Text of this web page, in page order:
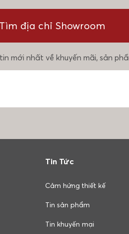
Tìm địa chỉ Showroom
mới nhất về khuyến mãi, sản
Tin Tức
Cảm hứng thiết kế
Tin sản phẩm
Tin khuyến mại